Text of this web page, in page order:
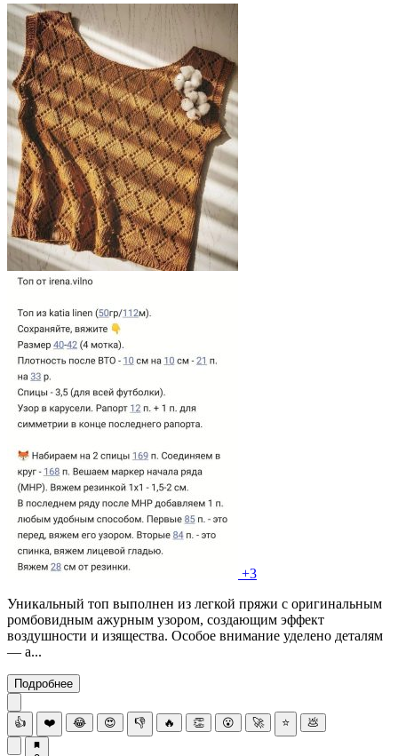
+3
Уникальный топ выполнен из легкой пряжи с оригинальным
ромбовидным ажурным узором, создающим эффект
воздушности и изящества. Особое внимание уделено деталям
— а...
Подробнее
👍 ❤️ 😂 😍 👎 🔥 👏 😮 🚀 ⭐ 💩